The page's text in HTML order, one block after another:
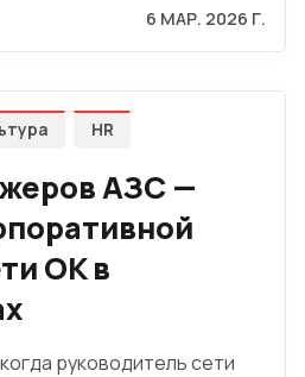
6 МАР. 2026 Г.
HR
АЗС —
OK в
руководитель сети